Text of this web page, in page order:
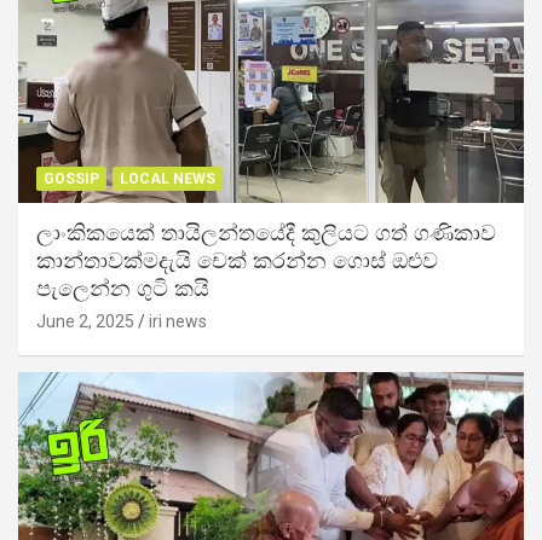
GOSSIP LOCAL NEWS
ලාංකිකයෙක් තායිලන්තයේදී කුලියට ගත් ගණිකාව
කාන්තාවක්මදැයි චෙක් කරන්න ගොස් ඔළුව
පැලෙන්න ගුටි කයි
June 2, 2025 iri news